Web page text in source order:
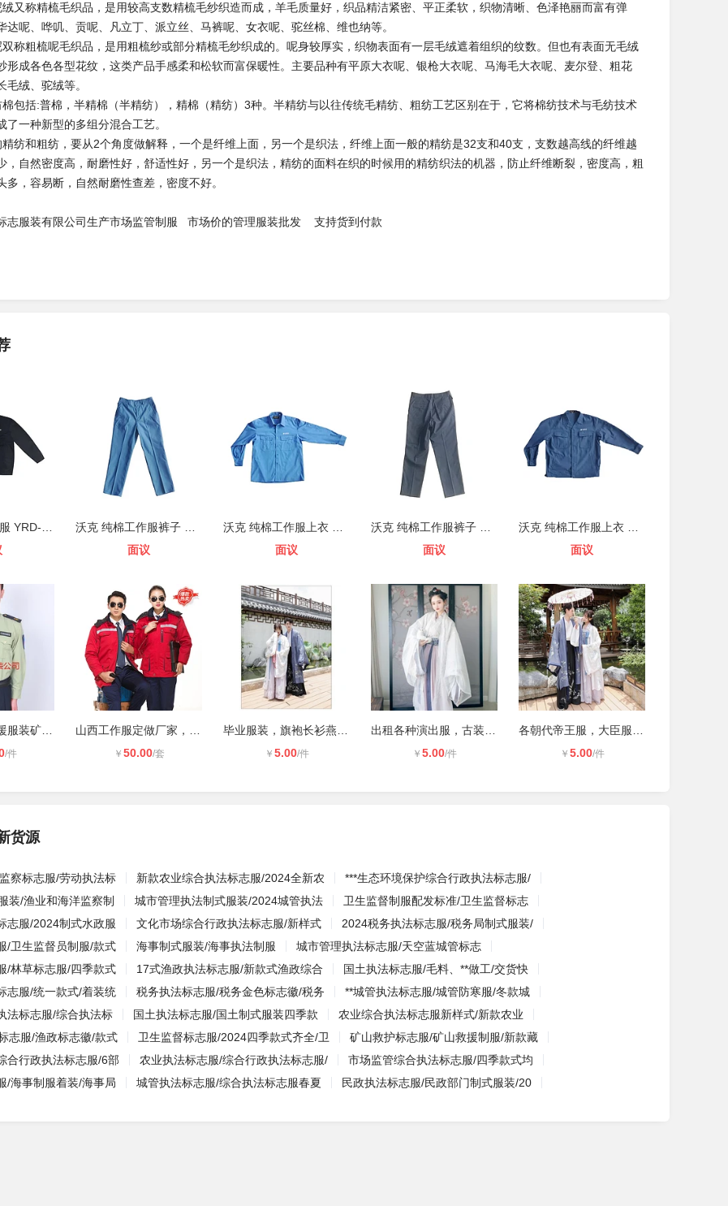
称精梳毛织品，是用较高支数精梳毛纱织造而成，羊毛质量好，织品精洁紧密、平正柔软，织物清晰、色泽艳丽而富有弹
达呢、哗叽、贡呢、凡立丁、派立丝、马裤呢、女衣呢、驼丝棉、维也纳等。
粗梳呢毛织品，是用粗梳纱或部分精梳毛纱织成的。呢身较厚实，织物表面有一层毛绒遮着组织的纹数。但也有表面无毛绒
形成各色各型花纹，这类产品手感柔和松软而富保暖性。主要品种有平原大衣呢、银枪大衣呢、马海毛大衣呢、麦尔登、粗花
毛绒、驼绒等。
括:普棉，半精棉（半精纺），精棉（精纺）3种。半精纺与以往传统毛精纺、粗纺工艺区别在于，它将棉纺技术与毛纺技术
了一种新型的多组分混合工艺。
和粗纺，要从2个角度做解释，一个是纤维上面，另一个是织法，纤维上面一般的精纺是32支和40支，支数越高线的纤维越
，自然密度高，耐磨性好，舒适性好，另一个是织法，精纺的面料在织的时候用的精纺织法的机器，防止纤维断裂，密度高，粗
多，容易断，自然耐磨性查差，密度不好。
服装有限公司生产市场监管制服 市场价的管理服装批发 支持货到付款
面议
面议
面议
面议
/件 ￥ 50.00/套 ￥ 5.00/件 ￥ 5.00/件 ￥ 5.00/件
货源
察标志服/劳动执法标 新款农业综合执法标志服/2024全新农
***生态环境保护综合行政执法标志服/
装/渔业和海洋监察制
城市管理执法制式服装/2024城管执法
卫生监督制服配发标准/卫生监督标志
志服/2024制式水政服
文化市场综合行政执法标志服/新样式
2024税务执法标志服/税务局制式服装/
/卫生监督员制服/款式
海事制式服装/海事执法制服
城市管理执法标志服/天空蓝城管标志
/林草标志服/四季款式
17式渔政执法标志服/新款式渔政综合
国土执法标志服/毛料、**做工/交货快
志服/统一款式/着装统
税务执法标志服/税务金色标志徽/税务
**城管执法标志服/城管防寒服/冬款城
法标志服/综合执法标
国土执法标志服/国土制式服装四季款
农业综合执法标志服新样式/新款农业
志服/渔政标志徽/款式
卫生监督标志服/2024四季款式齐全/卫
矿山救护标志服/矿山救援制服/新款藏
合行政执法标志服/6部
农业执法标志服/综合行政执法标志服/
市场监管综合执法标志服/四季款式均
/海事制服着装/海事局
城管执法标志服/综合执法标志服春夏 民政执法标志服/民政部门制式服装/20